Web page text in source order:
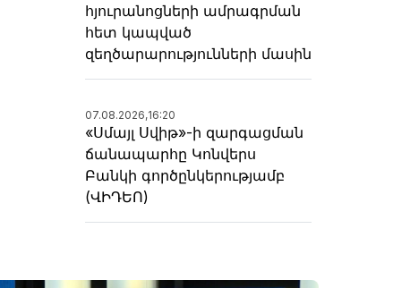
հյուրանոցների ամրագրման
հետ կապված
զեղծարարությունների մասին
07.08.2026,16:20
«Սմայլ Սվիթ»-ի զարգացման
ճանապարհը Կոնվերս
Բանկի գործընկերությամբ
(ՎԻԴԵՈ)